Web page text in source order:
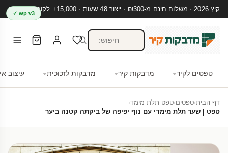
קיץ 2026 · משלוח חינם מ-₪300 · ייצור 48 שעות · 15,000+ לקוחות מרוצים
טפטים לקיר מדבקות קיר מדבקות לזכוכית עיצוב
wp v3 ✓
דף הבית›טפטים›טפט תלת מימד›
טפט | שער תלת מימדי עם נוף יפיפה של ביקתה קטנה ביער